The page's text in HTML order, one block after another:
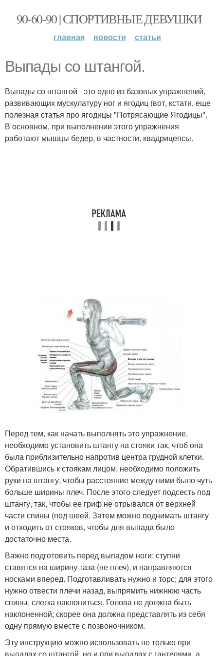
90-60-90 | СПОРТИВНЫЕ ДЕВУШКИ
главная новости статьи
Выпады со штангой.
Выпады со штангой - это одно из базовых упражнений,
развивающих мускулатуру ног и ягодиц (вот, кстати, еще
полезная статья про ягодицы "Потрясающие Ягодицы".
В основном, при выполнении этого упражнения
работают мышцы бедер, в частности, квадрицепсы.
Перед тем, как начать выполнять это упражнение,
необходимо установить штангу на стояки так, чтоб она
была приблизительно напротив центра грудной клетки.
Обратившись к стоякам лицом, необходимо положить
руки на штангу, чтобы расстояние между ними было чуть
больше ширины плеч. После этого следует подсесть под
штангу, так, чтобы ее гриф не отрывался от верхней
части спины (под шеей. Затем можно поднимать штангу
и отходить от стояков, чтобы для выпада было
достаточно места.
Важно подготовить перед выпадом ноги: ступни
ставятся на ширину таза (не плеч), и направляются
носками вперед. Подготавливать нужно и торс; для этого
нужно отвести плечи назад, выпрямить нижнюю часть
спины, слегка наклониться. Голова не должна быть
наклоненной; скорее она должна представлять из себя
одну прямую вместе с позвоночником.
Эту инструкцию можно использовать не только при